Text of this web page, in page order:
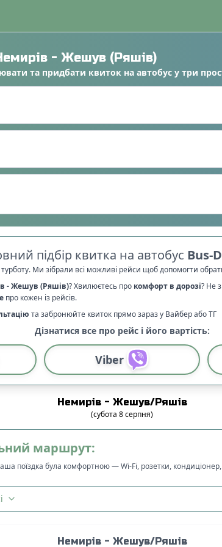
- Жешув (Ряшів)
та придбати квиток на автобус у три
підбір квитка на автобус Bus-
турботу. Ми зібрали всі можливі рейси щоб допомогти
-Жешув (Ряшів)? Хвилюєтесь про комфорт в дорозі? Не
про кожен із рейсів.
та забронюйте квиток прямо зараз у Вайбер або ТГ
Дізнатися все про рейс і його вартість:
Viber
Немирів - Жешув/Ряшів
(субота 8серпня)
маршрут:
поїздка була комфортною — Wi-Fi, розетки,
Немирів - Жешув/Ряшів